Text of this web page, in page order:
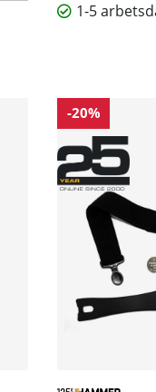
ständigt nya och
om det gäller
1-5
-20%